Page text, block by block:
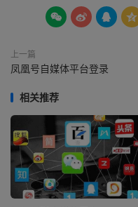
   
上一篇
凤凰号自媒体平台登录
相关推荐